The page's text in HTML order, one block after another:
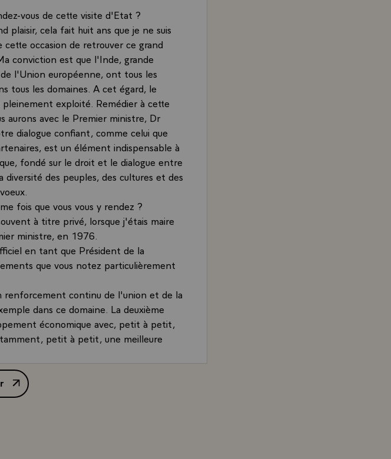
vous de cette visite d'Etat ?
plaisir, cela fait huit ans que je ne suis
occasion de retrouver ce grand
conviction est que l'Inde, grande
l'Union européenne, ont tous les
tous les domaines. A cet égard, le
exploité. Remédier à cette
aurons avec le Premier ministre, Dr
dialogue confiant, comme celui que
est un élément indispensable à
fondé sur le droit et le dialogue entre
diversité des peuples, des cultures et des
fois que vous vous y rendez ?
à titre privé, lorsque j'étais maire
ministre, en 1976.
en tant que Président de la
que vous notez particulièrement
renforcement continu de l'union et de la
dans ce domaine. La deuxième
économique avec, petit à petit,
petit à petit, une meilleure
de plus en plus affirmée de l'Inde
ce point de vue, la personnalité de
de M. Jacques Chirac, Président de la République, dans l'hebdomadaire